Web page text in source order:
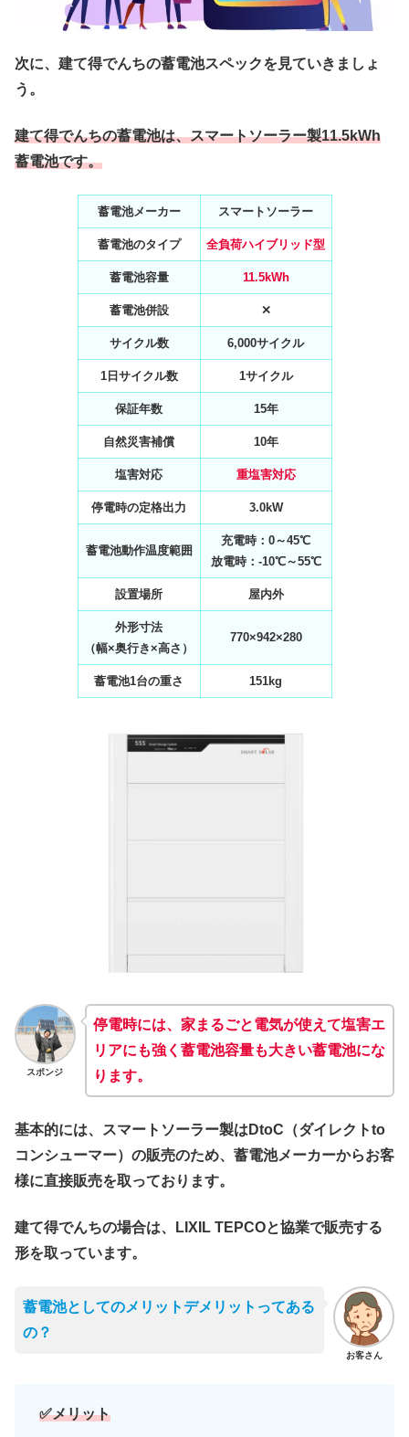
次に、建て得でんちの蓄電池スペックを見ていきましょ
う。
建て得でんちの蓄電池は、スマートソーラー製11.5kWh
蓄電池です。
蓄電池メーカー スマートソーラー
蓄電池のタイプ 全負荷ハイブリッド型
蓄電池容量 11.5kWh
蓄電池併設 ✕
サイクル数 6,000サイクル
1日サイクル数 1サイクル
保証年数 15年
自然災害補償 10年
塩害対応 重塩害対応
停電時の定格出力 3.0kW
蓄電池動作温度範囲
充電時：0～45℃
放電時：-10℃～55℃
設置場所 屋内外
外形寸法
（幅×奥行き×高さ）
770×942×280
蓄電池1台の重さ 151kg
スポンジ
停電時には、家まるごと電気が使えて塩害エ
リアにも強く蓄電池容量も大きい蓄電池にな
ります。
基本的には、スマートソーラー製はDtoC（ダイレクトto
コンシューマー）の販売のため、蓄電池メーカーからお客
様に直接販売を取っております。
建て得でんちの場合は、LIXIL TEPCOと協業で販売する
形を取っています。
お客さん
蓄電池としてのメリットデメリットってある
の？
✅メリット